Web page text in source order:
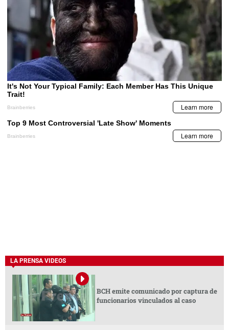
LA PRENSA VIDEOS
BCH emite comunicado por captura de
funcionarios vinculados al caso